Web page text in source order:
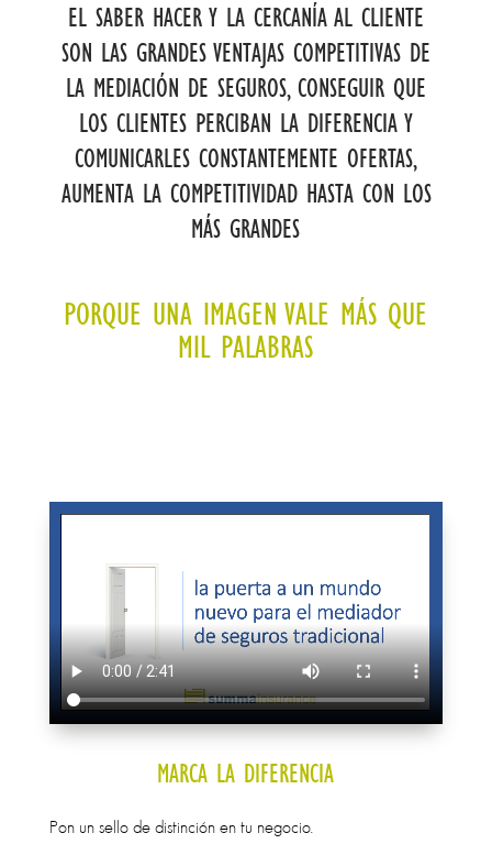
EL SABER HACER Y LA CERCANÍA AL CLIENTE
SON LAS GRANDES VENTAJAS COMPETITIVAS DE
LA MEDIACIÓN DE SEGUROS, CONSEGUIR QUE
LOS CLIENTES PERCIBAN LA DIFERENCIA Y
COMUNICARLES CONSTANTEMENTE OFERTAS,
AUMENTA LA COMPETITIVIDAD HASTA CON LOS
MÁS GRANDES
PORQUE UNA IMAGEN VALE MÁS QUE
MIL PALABRAS
MARCA LA DIFERENCIA
Pon un sello de distinción en tu negocio.